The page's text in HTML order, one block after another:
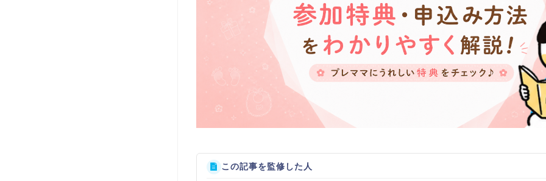
この記事を監修した人